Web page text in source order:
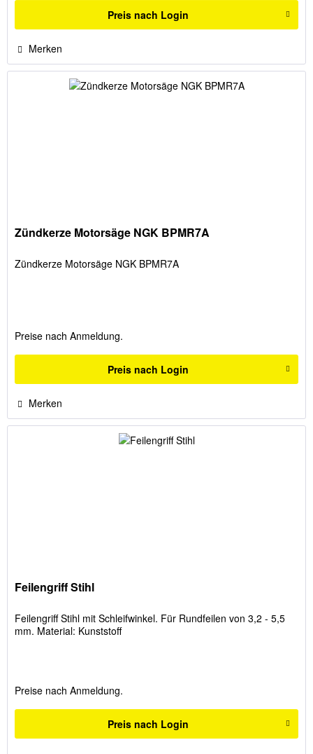
Preis nach Login
Merken
Zündkerze Motorsäge NGK BPMR7A
Zündkerze Motorsäge NGK BPMR7A
Preise nach Anmeldung.
Preis nach Login
Merken
Feilengriff Stihl
Feilengriff Stihl mit Schleifwinkel. Für Rundfeilen von 3,2 - 5,5
mm. Material: Kunststoff
Preise nach Anmeldung.
Preis nach Login